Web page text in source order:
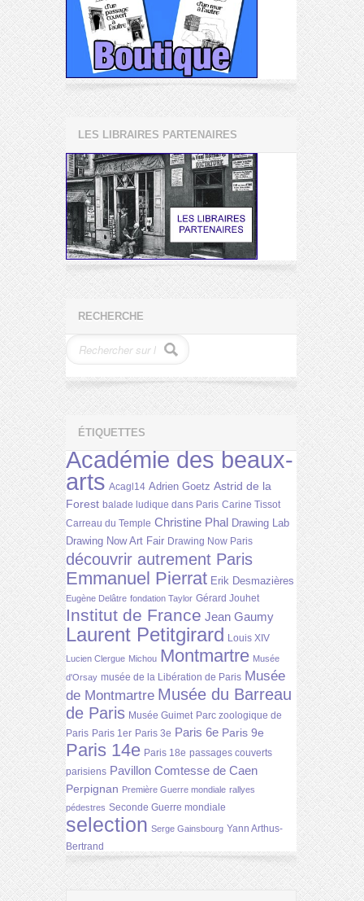
LES LIBRAIRES PARTENAIRES
RECHERCHE
ÉTIQUETTES
Académie des beaux-
arts Acagl14 Adrien Goetz Astrid de la
Forest balade ludique dans Paris Carine Tissot
Carreau du Temple Christine Phal Drawing Lab
Drawing Now Art Fair Drawing Now Paris
découvrir autrement Paris
Emmanuel Pierrat Erik Desmazières
Eugène Delâtre fondation Taylor Gérard Jouhet
Institut de France Jean Gaumy
Laurent Petitgirard Louis XIV
Lucien Clergue Michou Montmartre Musée
d'Orsay musée de la Libération de Paris Musée
de Montmartre Musée du Barreau
de Paris Musée Guimet Parc zoologique de
Paris Paris 1er Paris 3e Paris 6e Paris 9e
Paris 14e Paris 18e passages couverts
parisiens Pavillon Comtesse de Caen
Perpignan Première Guerre mondiale rallyes
pédestres Seconde Guerre mondiale
selection Serge Gainsbourg Yann Arthus-
Bertrand